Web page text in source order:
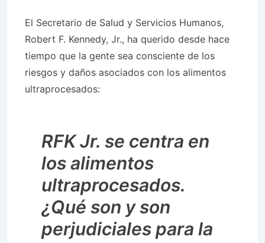
El Secretario de Salud y Servicios Humanos,
Robert F. Kennedy, Jr., ha querido desde hace
tiempo que la gente sea consciente de los
riesgos y daños asociados con los alimentos
ultraprocesados:
RFK Jr. se centra en
los alimentos
ultraprocesados.
¿Qué son y son
perjudiciales para la